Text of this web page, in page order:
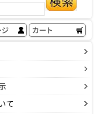
カート
て